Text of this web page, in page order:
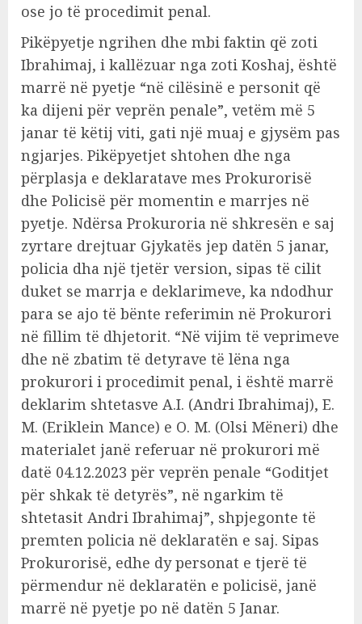
ose jo të procedimit penal.
Pikëpyetje ngrihen dhe mbi faktin që zoti
Ibrahimaj, i kallëzuar nga zoti Koshaj, është
marrë në pyetje “në cilësinë e personit që
ka dijeni për veprën penale”, vetëm më 5
janar të këtij viti, gati një muaj e gjysëm pas
ngjarjes. Pikëpyetjet shtohen dhe nga
përplasja e deklaratave mes Prokurorisë
dhe Policisë për momentin e marrjes në
pyetje. Ndërsa Prokuroria në shkresën e saj
zyrtare drejtuar Gjykatës jep datën 5 janar,
policia dha një tjetër version, sipas të cilit
duket se marrja e deklarimeve, ka ndodhur
para se ajo të bënte referimin në Prokurori
në fillim të dhjetorit. “Në vijim të veprimeve
dhe në zbatim të detyrave të lëna nga
prokurori i procedimit penal, i është marrë
deklarim shtetasve A.I. (Andri Ibrahimaj), E.
M. (Eriklein Mance) e O. M. (Olsi Mëneri) dhe
materialet janë referuar në prokurori më
datë 04.12.2023 për veprën penale “Goditjet
për shkak të detyrës”, në ngarkim të
shtetasit Andri Ibrahimaj”, shpjegonte të
premten policia në deklaratën e saj. Sipas
Prokurorisë, edhe dy personat e tjerë të
përmendur në deklaratën e policisë, janë
marrë në pyetje po në datën 5 Janar.